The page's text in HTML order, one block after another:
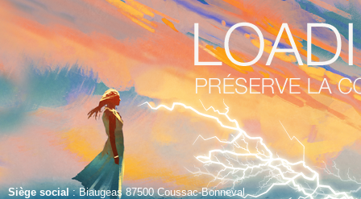
Siège social: Biaugeas 87500 Coussac-Bonneval